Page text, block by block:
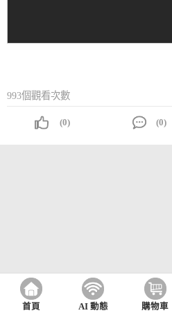
993個觀看次數
(0) (0)
首頁 AI 動態 購物車